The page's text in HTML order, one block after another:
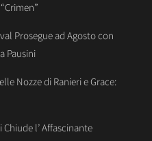
Prosegue ad Agosto con
Pausini
Nozze di Ranieri e Grace:
l’ Affascinante